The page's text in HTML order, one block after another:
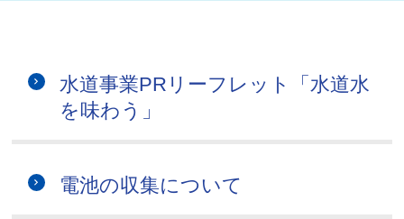
水道事業PRリーフレット「水道水
を味わう」
電池の収集について